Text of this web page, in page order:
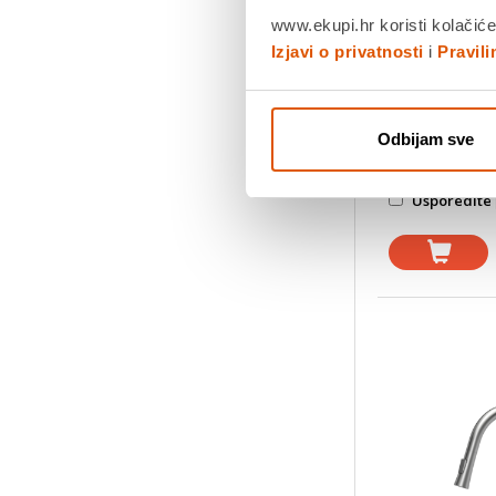
www.ekupi.hr koristi
Izjavi o privatnosti i
Odbijam sve
dana
Usporedite